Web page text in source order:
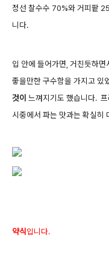
정선 찰수수 70%와 거피팥
니다.
입 안에 들어가면, 거친듯하
좋을만한 구수함을 가지고 있
것이 느껴지기도 했습니다.
시중에서 파는 맛과는 확실히
약식 입니다.